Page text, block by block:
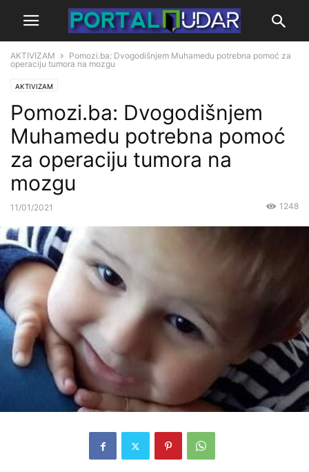
AKTIVIZAM
Pomozi.ba: Dvogodišnjem Muhamedu potrebna pomoć za
operaciju tumora na mozgu
AKTIVIZAM
Pomozi.ba: Dvogodišnjem
Muhamedu potrebna pomoć
za operaciju tumora na
mozgu
11/01/2021 1248